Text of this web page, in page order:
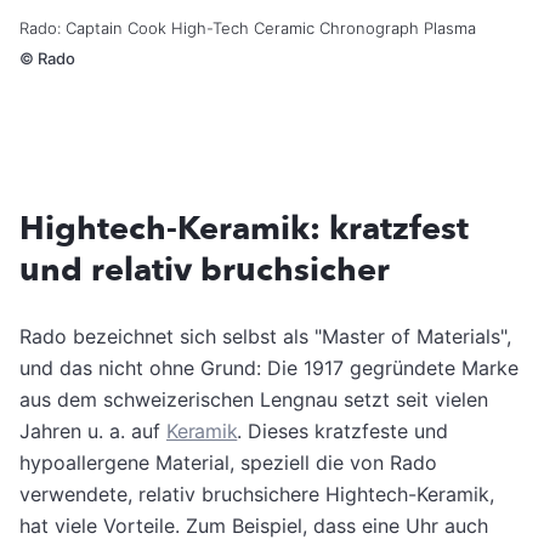
Rado: Captain Cook High-Tech Ceramic Chronograph Plasma
© Rado
Hightech-Keramik: kratzfest
und relativ bruchsicher
Rado bezeichnet sich selbst als "Master of Materials",
und das nicht ohne Grund: Die 1917 gegründete Marke
aus dem schweizerischen Lengnau setzt seit vielen
Jahren u. a. auf Keramik. Dieses kratzfeste und
hypoallergene Material, speziell die von Rado
verwendete, relativ bruchsichere Hightech-Keramik,
hat viele Vorteile. Zum Beispiel, dass eine Uhr auch